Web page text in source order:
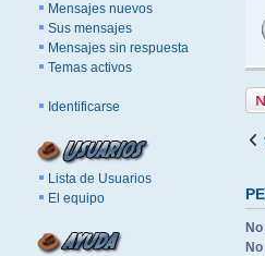
Mensajes nuevos
Sus mensajes
Mensajes sin respuesta
Temas activos
Identificarse
Lista de Usuarios
El equipo